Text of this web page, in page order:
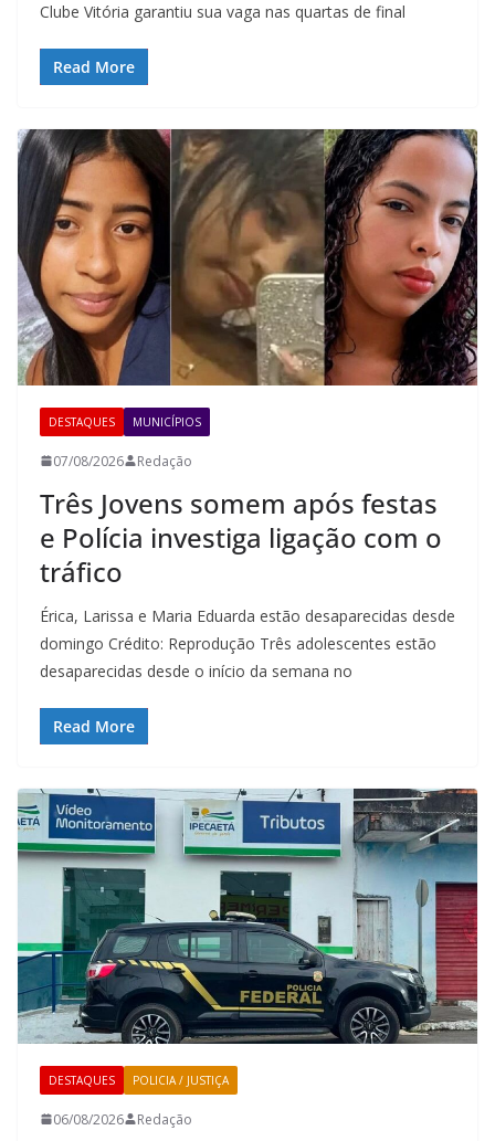
Clube Vitória garantiu sua vaga nas quartas de final
Read More
DESTAQUES MUNICÍPIOS
07/08/2026 Redação
Três Jovens somem após festas
e Polícia investiga ligação com o
tráfico
Érica, Larissa e Maria Eduarda estão desaparecidas desde
domingo Crédito: Reprodução Três adolescentes estão
desaparecidas desde o início da semana no
Read More
DESTAQUES POLICIA / JUSTIÇA
06/08/2026 Redação